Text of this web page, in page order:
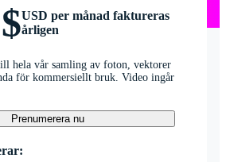
USD per månad faktureras
årligen
hela vår samling av foton, vektorer
för kommersiellt bruk. Video ingår
Prenumerera nu